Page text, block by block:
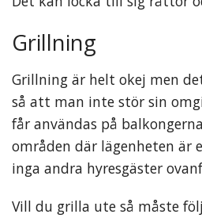
Grillning
Grillning är helt okej men
så att man inte stör sin
får användas på
områden där lägenheten är
inga andra hyresgäster
Vill du grilla ute så måste